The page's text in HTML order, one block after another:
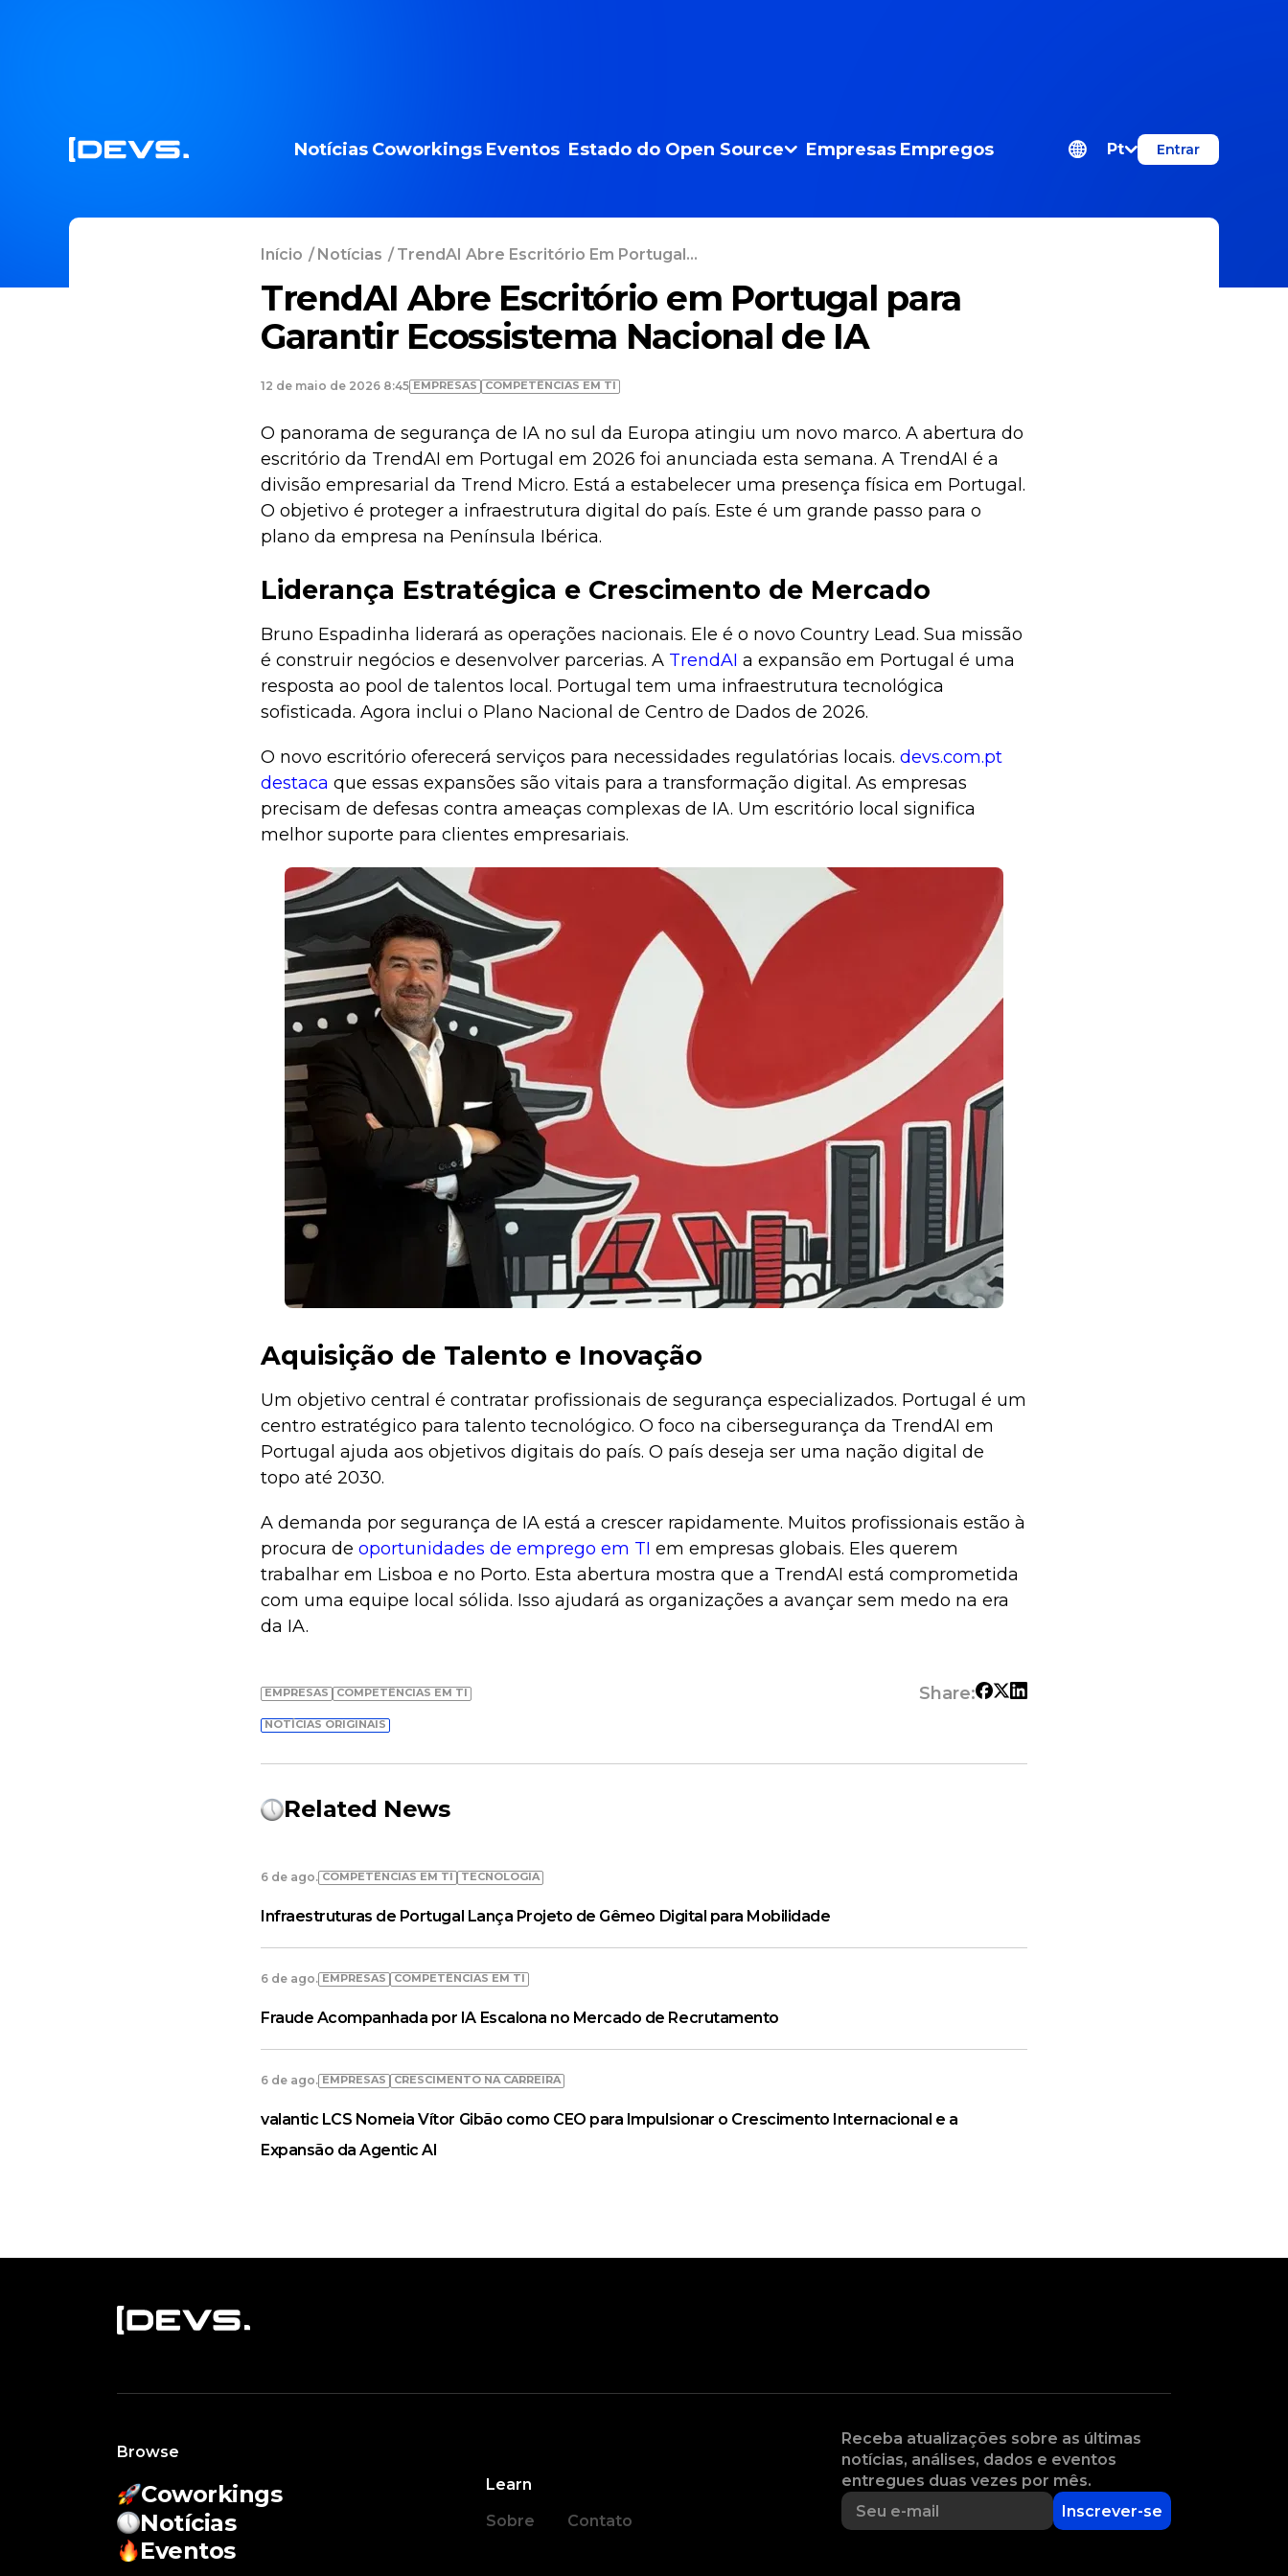
Notícias Coworkings Eventos Estado do Open Source Empresas Empregos Pt Entrar
Início /Notícias / TrendAI Abre Escritório Em Portugal...
TrendAI Abre Escritório em Portugal para
Garantir Ecossistema Nacional de IA
12 de maio de 2026 8:45 EMPRESAS COMPETÊNCIAS EM TI
O panorama de segurança de IA no sul da Europa atingiu um novo marco. A abertura do
escritório da TrendAI em Portugal em 2026 foi anunciada esta semana. A TrendAI é a
divisão empresarial da Trend Micro. Está a estabelecer uma presença física em Portugal.
O objetivo é proteger a infraestrutura digital do país. Este é um grande passo para o
plano da empresa na Península Ibérica.
Liderança Estratégica e Crescimento de Mercado
Bruno Espadinha liderará as operações nacionais. Ele é o novo Country Lead. Sua missão
é construir negócios e desenvolver parcerias. A TrendAI a expansão em Portugal é uma
resposta ao pool de talentos local. Portugal tem uma infraestrutura tecnológica
sofisticada. Agora inclui o Plano Nacional de Centro de Dados de 2026.
O novo escritório oferecerá serviços para necessidades regulatórias locais. devs.com.pt
destaca que essas expansões são vitais para a transformação digital. As empresas
precisam de defesas contra ameaças complexas de IA. Um escritório local significa
melhor suporte para clientes empresariais.
Aquisição de Talento e Inovação
Um objetivo central é contratar profissionais de segurança especializados. Portugal é um
centro estratégico para talento tecnológico. O foco na cibersegurança da TrendAI em
Portugal ajuda aos objetivos digitais do país. O país deseja ser uma nação digital de
topo até 2030.
A demanda por segurança de IA está a crescer rapidamente. Muitos profissionais estão à
procura de oportunidades de emprego em TI em empresas globais. Eles querem
trabalhar em Lisboa e no Porto. Esta abertura mostra que a TrendAI está comprometida
com uma equipe local sólida. Isso ajudará as organizações a avançar sem medo na era
da IA.
EMPRESAS COMPETÊNCIAS EM TI Share:
NOTÍCIAS ORIGINAIS
Related News
6 de ago. COMPETÊNCIAS EM TI TECNOLOGIA
Infraestruturas de Portugal Lança Projeto de Gêmeo Digital para Mobilidade
6 de ago. EMPRESAS COMPETÊNCIAS EM TI
Fraude Acompanhada por IA Escalona no Mercado de Recrutamento
6 de ago. EMPRESAS CRESCIMENTO NA CARREIRA
valantic LCS Nomeia Vítor Gibão como CEO para Impulsionar o Crescimento Internacional e a
Expansão da Agentic AI
Browse
Coworkings
Notícias
Eventos
Learn
Sobre
Contato
Receba atualizações sobre as últimas
notícias, análises, dados e eventos
entregues duas vezes por mês.
Inscrever-se